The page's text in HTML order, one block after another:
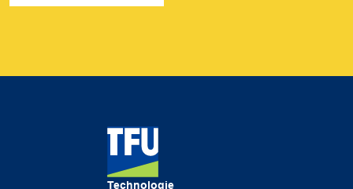
Technologie